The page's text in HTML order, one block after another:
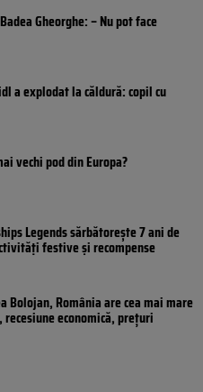
Gheorghe: – Nu pot face
a explodat la căldură: copil cu
vechi pod din Europa?
Legends sărbătorește 7 ani de
festive și recompense
Bolojan, România are cea mai mare
economică, prețuri